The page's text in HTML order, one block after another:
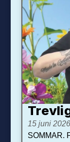
15 juni 2026
SOMMAR.